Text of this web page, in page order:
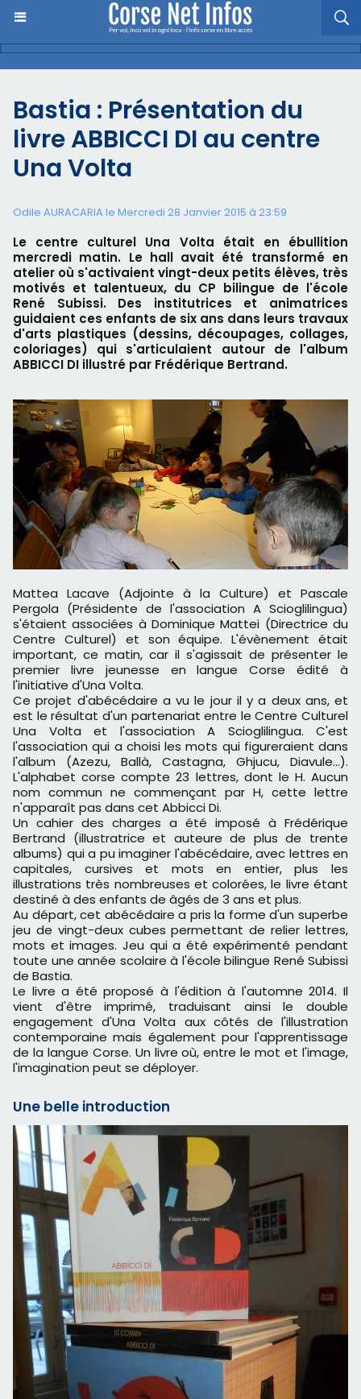
Bastia : Présentation du
livre ABBICCI DI au centre
Una Volta
Odile AURACARIA le Mercredi 28 Janvier 2015 à 23:59
Le centre culturel Una Volta était en ébullition
mercredi matin. Le hall avait été transformé en
atelier où s'activaient vingt-deux petits élèves, très
motivés et talentueux, du CP bilingue de l'école
René Subissi. Des institutrices et animatrices
guidaient ces enfants de six ans dans leurs travaux
d'arts plastiques (dessins, découpages, collages,
coloriages) qui s'articulaient autour de l'album
ABBICCI DI illustré par Frédérique Bertrand.
Mattea Lacave (Adjointe à la Culture) et Pascale
Pergola (Présidente de l'association A Scioglilingua)
s'étaient associées à Dominique Mattei (Directrice du
Centre Culturel) et son équipe. L'évènement était
important, ce matin, car il s'agissait de présenter le
premier livre jeunesse en langue Corse édité à
l'initiative d'Una Volta.
Ce projet d'abécédaire a vu le jour il y a deux ans, et
est le résultat d'un partenariat entre le Centre Culturel
Una Volta et l'association A Scioglilingua. C'est
l'association qui a choisi les mots qui figureraient dans
l'album (Azezu, Ballà, Castagna, Ghjucu, Diavule...).
L'alphabet corse compte 23 lettres, dont le H. Aucun
nom commun ne commençant par H, cette lettre
n'apparaît pas dans cet Abbicci Di.
Un cahier des charges a été imposé à Frédérique
Bertrand (illustratrice et auteure de plus de trente
albums) qui a pu imaginer l'abécédaire, avec lettres en
capitales, cursives et mots en entier, plus les
illustrations très nombreuses et colorées, le livre étant
destiné à des enfants de âgés de 3 ans et plus.
Au départ, cet abécédaire a pris la forme d'un superbe
jeu de vingt-deux cubes permettant de relier lettres,
mots et images. Jeu qui a été expérimenté pendant
toute une année scolaire à l'école bilingue René Subissi
de Bastia.
Le livre a été proposé à l'édition à l'automne 2014. Il
vient d'être imprimé, traduisant ainsi le double
engagement d'Una Volta aux côtés de l'illustration
contemporaine mais également pour l'apprentissage
de la langue Corse. Un livre où, entre le mot et l'image,
l'imagination peut se déployer.
Une belle introduction